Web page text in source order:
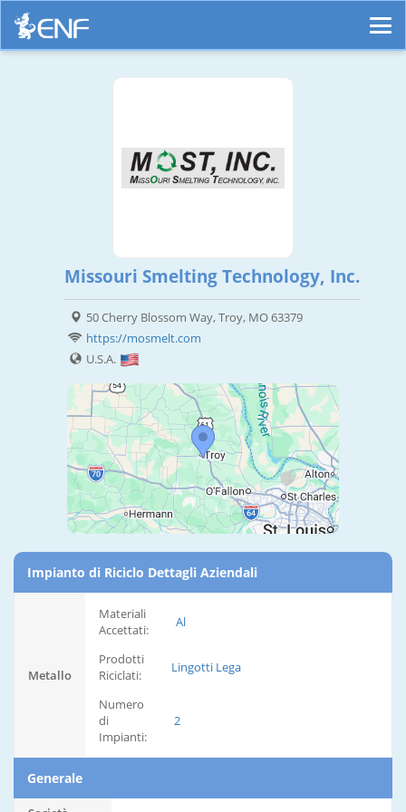
Missouri Smelting Technology, Inc.
50 Cherry Blossom Way, Troy, MO 63379
https://mosmelt.com
U.S.A.
Impianto di Riciclo Dettagli Aziendali
Metallo
Materiali
Accettati:
Al
Prodotti
Riciclati:
Lingotti Lega
Numero
di
Impianti:
2
Generale